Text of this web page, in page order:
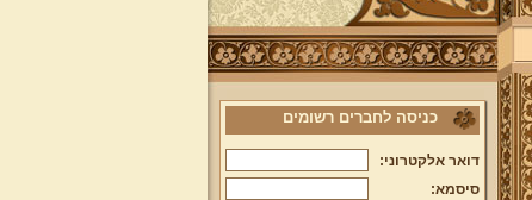
כניסה לחברים רשומים
דואר אלקטרוני:
סיסמא: